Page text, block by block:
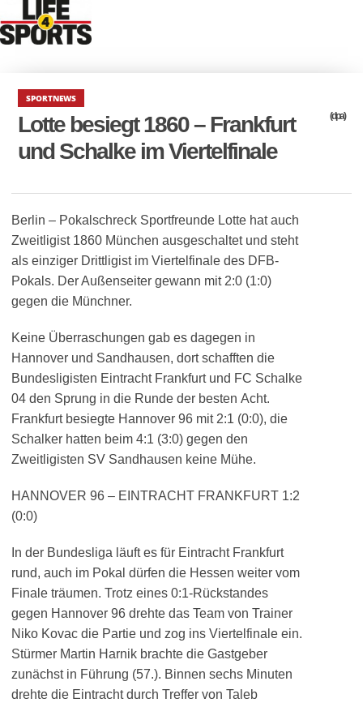
SPORTNEWS
Lotte besiegt 1860 – Frankfurt
und Schalke im Viertelfinale
(dpa)
Berlin – Pokalschreck Sportfreunde Lotte hat auch
Zweitligist 1860 München ausgeschaltet und steht
als einziger Drittligist im Viertelfinale des DFB-
Pokals. Der Außenseiter gewann mit 2:0 (1:0)
gegen die Münchner.
Keine Überraschungen gab es dagegen in
Hannover und Sandhausen, dort schafften die
Bundesligisten Eintracht Frankfurt und FC Schalke
04 den Sprung in die Runde der besten Acht.
Frankfurt besiegte Hannover 96 mit 2:1 (0:0), die
Schalker hatten beim 4:1 (3:0) gegen den
Zweitligisten SV Sandhausen keine Mühe.
HANNOVER 96 – EINTRACHT FRANKFURT 1:2
(0:0)
In der Bundesliga läuft es für Eintracht Frankfurt
rund, auch im Pokal dürfen die Hessen weiter vom
Finale träumen. Trotz eines 0:1-Rückstandes
gegen Hannover 96 drehte das Team von Trainer
Niko Kovac die Partie und zog ins Viertelfinale ein.
Stürmer Martin Harnik brachte die Gastgeber
zunächst in Führung (57.). Binnen sechs Minuten
drehte die Eintracht durch Treffer von Taleb